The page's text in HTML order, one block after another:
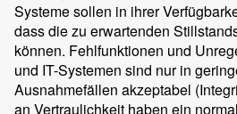
Systeme sollen in ihrer
dass die zu erwartenden
können. Fehlfunktionen und
und IT-Systemen sind nur in
Ausnahmefällen akzeptabel
an Vertraulichkeit haben ein